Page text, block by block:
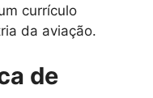
currículo
da aviação.
de